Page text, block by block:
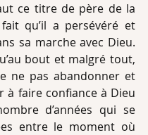
ce titre de père de la
qu’il a persévéré et
sa marche avec Dieu.
bout et malgré tout,
ne pas abandonner et
à faire confiance à Dieu
d’années qui se
entre le moment où